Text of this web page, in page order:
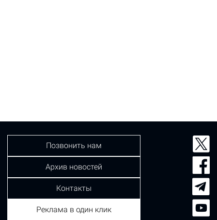
Позвонить нам
Архив новостей
Контакты
Реклама в один клик